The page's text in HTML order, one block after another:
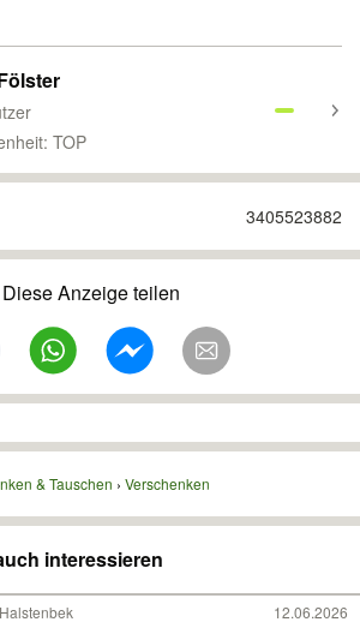
TOP
3405523882
Diese Anzeige teilen
& Tauschen Verschenken
interessieren
Halstenbek 12.06.2026